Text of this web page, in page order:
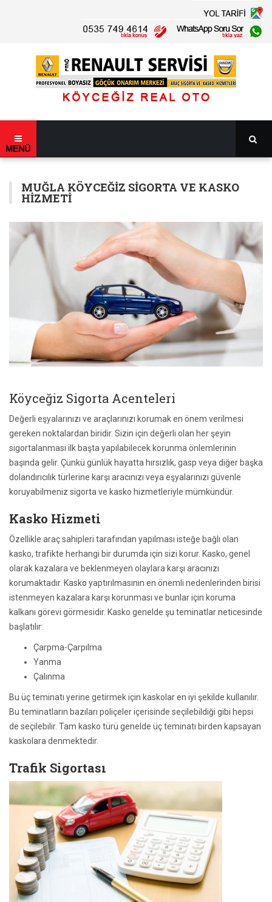
MUĞLA KÖYCEĞIZ SIGORTA VE KASKO
HIZMETI
Köyceğiz Sigorta Acenteleri
Değerli eşyalarınızı ve araçlarınızı korumak en önem verilmesi
gereken noktalardan biridir. Sizin için değerli olan her şeyin
sigortalanması ilk başta yapılabilecek korunma önlemlerinin
başında gelir. Çünkü günlük hayatta hırsızlık, gasp veya diğer başka
dolandırıcılık türlerine karşı aracınızı veya eşyalarınızı güvenle
koruyabilmeniz sigorta ve kasko hizmetleriyle mümkündür.
Kasko Hizmeti
Özellikle araç sahipleri tarafından yapılması isteğe bağlı olan
kasko, trafikte herhangi bir durumda için sizi korur. Kasko, genel
olarak kazalara ve beklenmeyen olaylara karşı aracınızı
korumaktadır. Kasko yaptırılmasının en önemli nedenlerinden birisi
istenmeyen kazalara karşı korunması ve bunlar için koruma
kalkanı görevi görmesidir. Kasko genelde şu teminatlar neticesinde
başlatılır:
Çarpma-Çarpılma
Yanma
Çalınma
Bu üç teminatı yerine getirmek için kaskolar en iyi şekilde kullanılır.
Bu teminatların bazıları poliçeler içerisinde seçilebildiği gibi hepsi
de seçilebilir. Tam kasko türü genelde üç teminatı birden kapsayan
kaskolara denmektedir.
Trafik Sigortası